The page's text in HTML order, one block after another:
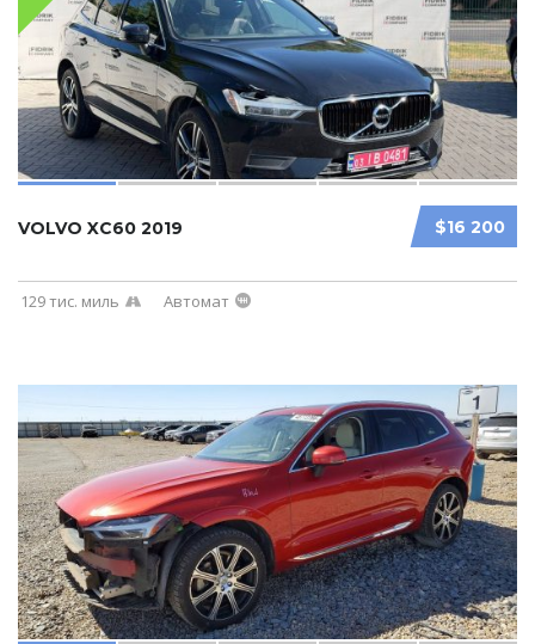
$16 200
VOLVO XC60 2019
129 тис. миль Автомат